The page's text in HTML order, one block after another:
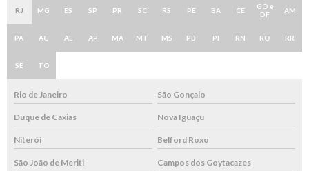
RJ MG ES SP PR SC RS PE BA CE
GO e
DF
AM
PA AC AL AP MA MT MS PB PI RN RO RR
SE TO
Rio de Janeiro São Gonçalo
Duque de Caxias Nova Iguaçu
Niterói Belford Roxo
São João de Meriti Campos dos Goytacazes